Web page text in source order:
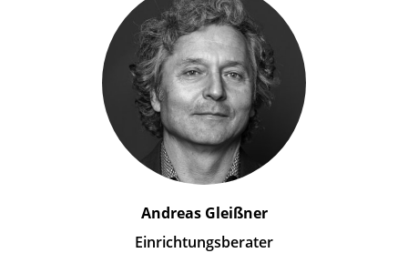
Andreas Gleißner
Einrichtungsberater